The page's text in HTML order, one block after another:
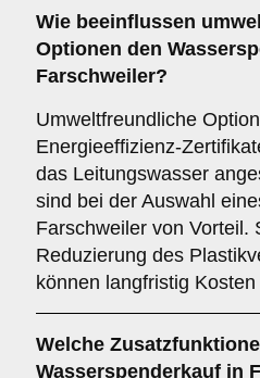
Wie beeinflussen
Optionen den
Farschweiler?
Umweltfreundliche
Energieeffizienz-
das Leitungswasser
sind bei der Auswahl
Farschweiler von Vorteil.
Reduzierung des
können langfristig
Welche
Wasserspenderkauf in